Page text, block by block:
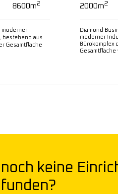
8600m2
moderner
bestehend aus
Gesamtfläche
2000m2
Diamond
moderner
Bürokomplex
Gesamtfläche
keine